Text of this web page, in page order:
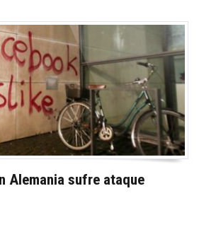
Alemania sufre ataque